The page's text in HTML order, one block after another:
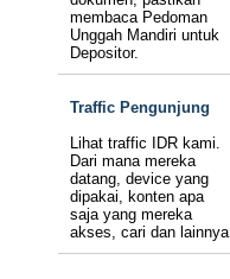
membaca Pedoman
Unggah Mandiri untuk
Depositor.
Traffic Pengunjung
Lihat traffic IDR kami.
Dari mana mereka
datang, device yang
dipakai, konten apa
saja yang mereka
akses, cari dan lainnya